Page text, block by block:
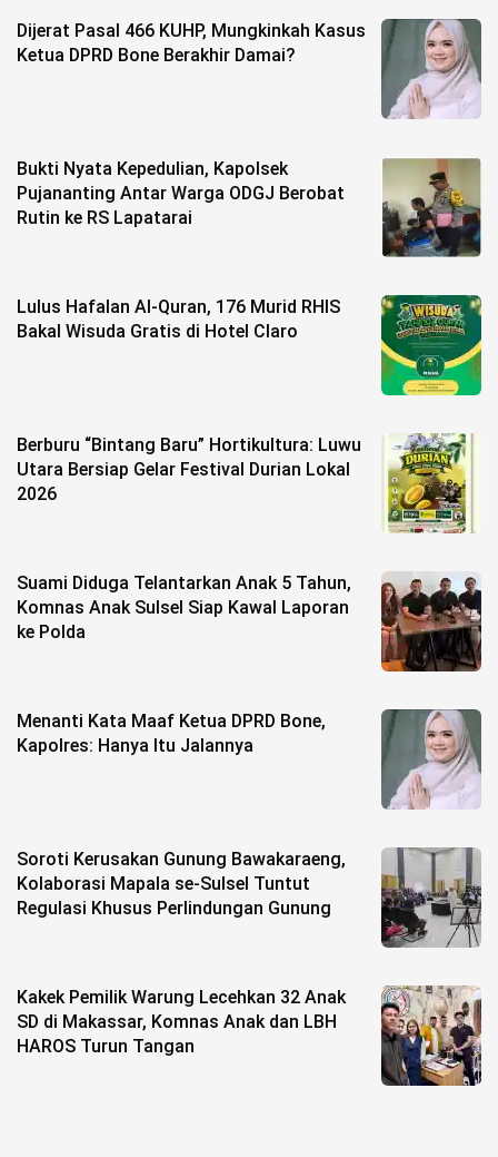
Dijerat Pasal 466 KUHP, Mungkinkah Kasus
Ketua DPRD Bone Berakhir Damai?
Bukti Nyata Kepedulian, Kapolsek
Pujananting Antar Warga ODGJ Berobat
Rutin ke RS Lapatarai
Lulus Hafalan Al-Quran, 176 Murid RHIS
Bakal Wisuda Gratis di Hotel Claro
Berburu “Bintang Baru” Hortikultura: Luwu
Utara Bersiap Gelar Festival Durian Lokal
2026
Suami Diduga Telantarkan Anak 5 Tahun,
Komnas Anak Sulsel Siap Kawal Laporan
ke Polda
Menanti Kata Maaf Ketua DPRD Bone,
Kapolres: Hanya Itu Jalannya
Soroti Kerusakan Gunung Bawakaraeng,
Kolaborasi Mapala se-Sulsel Tuntut
Regulasi Khusus Perlindungan Gunung
Kakek Pemilik Warung Lecehkan 32 Anak
SD di Makassar, Komnas Anak dan LBH
HAROS Turun Tangan